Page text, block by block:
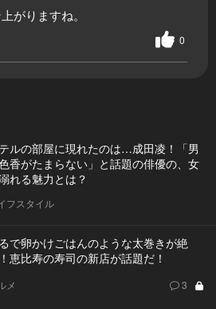
がりますね。
0
ルの部屋に現れたのは…成田凌！「男
香がたまらない」と話題の俳優の、女
れる魅力とは？
フスタイル
で卵かけごはんのような太巻きが絶
恵比寿の寿司の新店が話題だ！
メ 3